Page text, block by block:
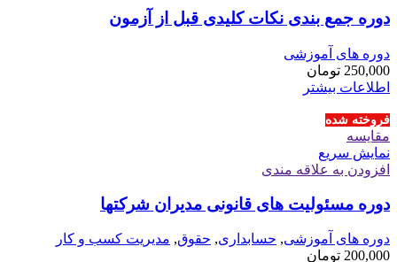
دوره جمع بندی نکات کلیدی قبل از آزمون
دوره های آموزشی
250,000 تومان
اطلاعات بیشتر
فروخته شده
مقايسه
نمایش سریع
افزودن به علاقه مندی
دوره مسئولیت های قانونی مدیران شرکتها
دوره های آموزشی, حسابداری, حقوق, مدیریت کسب و کار
200,000 تومان